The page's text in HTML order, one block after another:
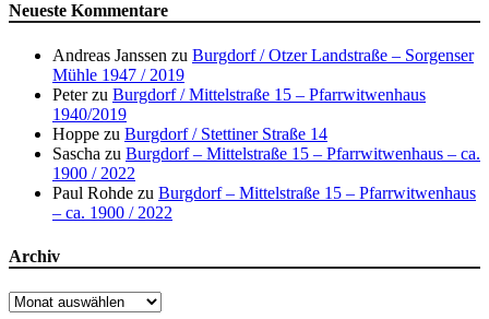
Neueste Kommentare
Andreas Janssen zu Burgdorf / Otzer Landstraße – Sorgenser
Mühle 1947 / 2019
Peterzu Burgdorf / Mittelstraße 15 – Pfarrwitwenhaus
1940/2019
Hoppe zu Burgdorf / Stettiner Straße 14
Sascha zu Burgdorf – Mittelstraße 15 – Pfarrwitwenhaus – ca.
1900 / 2022
Paul Rohde zu Burgdorf – Mittelstraße 15 – Pfarrwitwenhaus
– ca. 1900 / 2022
Archiv
Archiv